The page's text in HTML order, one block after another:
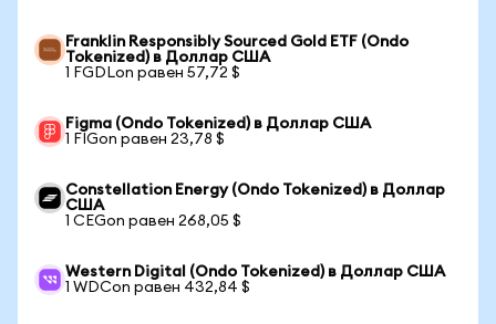
Franklin Responsibly Sourced Gold ETF (Ondo
Tokenized) в Доллар США
1 FGDLon равен 57,72 $
Figma (Ondo Tokenized) в Доллар США
1 FIGon равен 23,78 $
Constellation Energy (Ondo Tokenized) в Доллар
США
1 CEGon равен 268,05 $
Western Digital (Ondo Tokenized) в Доллар США
1 WDCon равен 432,84 $